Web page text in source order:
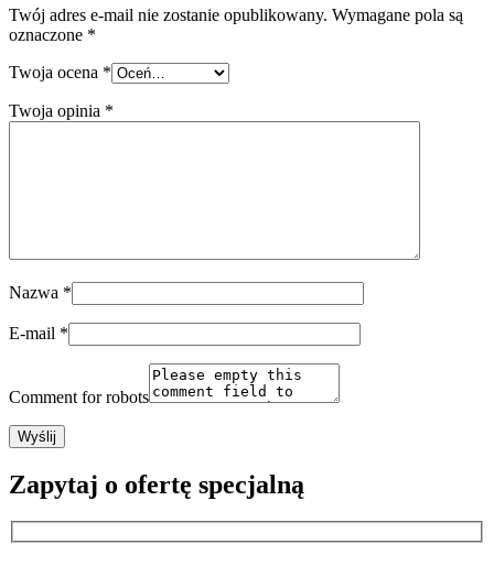
Twój adres e-mail nie zostanie opublikowany. Wymagane pola są
oznaczone *
Twoja ocena *
Twoja opinia *
Nazwa *
E-mail *
Comment for robots
Zapytaj o ofertę specjalną